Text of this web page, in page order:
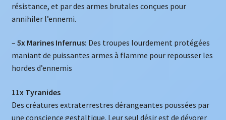
résistance, et par des armes brutales conçues pour
annihiler l’ennemi.
– 5x Marines Infernus: Des troupes lourdement protégées
maniant de puissantes armes à flamme pour repousser les
hordes d’ennemis
11x Tyranides
Des créatures extraterrestres dérangeantes poussées par
une conscience gestaltique. Leur seul désir est de dévorer